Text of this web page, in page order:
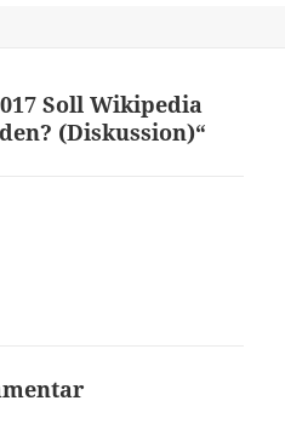
Soll Wikipedia
(Diskussion)“